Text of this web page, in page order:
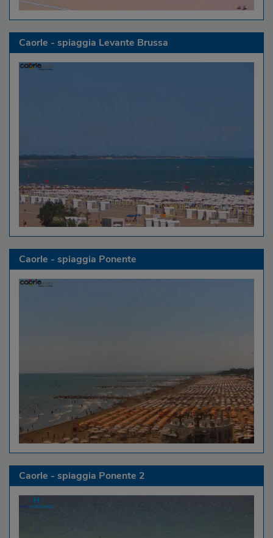
Caorle - spiaggia Levante Brussa
Caorle - spiaggia Ponente
Caorle - spiaggia Ponente 2